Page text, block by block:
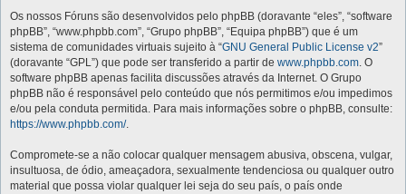
Os nossos Fóruns são desenvolvidos pelo phpBB (doravante “eles”, “software
phpBB”, “www.phpbb.com”, “Grupo phpBB”, “Equipa phpBB”) que é um
sistema de comunidades virtuais sujeito à “GNU General Public License v2”
(doravante “GPL”) que pode ser transferido a partir de www.phpbb.com. O
software phpBB apenas facilita discussões através da Internet. O Grupo
phpBB não é responsável pelo conteúdo que nós permitimos e/ou impedimos
e/ou pela conduta permitida. Para mais informações sobre o phpBB, consulte:
https://www.phpbb.com/.
Compromete-se a não colocar qualquer mensagem abusiva, obscena, vulgar,
insultuosa, de ódio, ameaçadora, sexualmente tendenciosa ou qualquer outro
material que possa violar qualquer lei seja do seu país, o país onde